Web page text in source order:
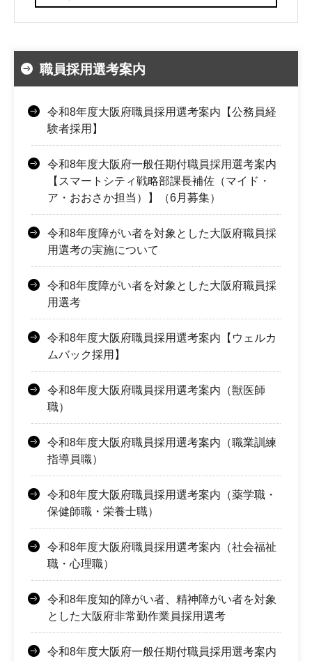
職員採用選考案内
令和8年度大阪府職員採用選考案内【公務員経
験者採用】
令和8年度大阪府一般任期付職員採用選考案内
【スマートシティ戦略部課長補佐（マイド・
ア・おおさか担当）】（6月募集）
令和8年度障がい者を対象とした大阪府職員採
用選考の実施について
令和8年度障がい者を対象とした大阪府職員採
用選考
令和8年度大阪府職員採用選考案内【ウェルカ
ムバック採用】
令和8年度大阪府職員採用選考案内（獣医師
職）
令和8年度大阪府職員採用選考案内（職業訓練
指導員職）
令和8年度大阪府職員採用選考案内（薬学職・
保健師職・栄養士職）
令和8年度大阪府職員採用選考案内（社会福祉
職・心理職）
令和8年度知的障がい者、精神障がい者を対象
とした大阪府非常勤作業員採用選考
令和8年度大阪府一般任期付職員採用選考案内